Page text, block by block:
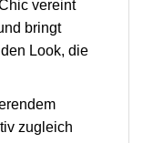
vereint
bringt
Look, die
zugleich